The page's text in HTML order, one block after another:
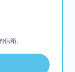
箱。